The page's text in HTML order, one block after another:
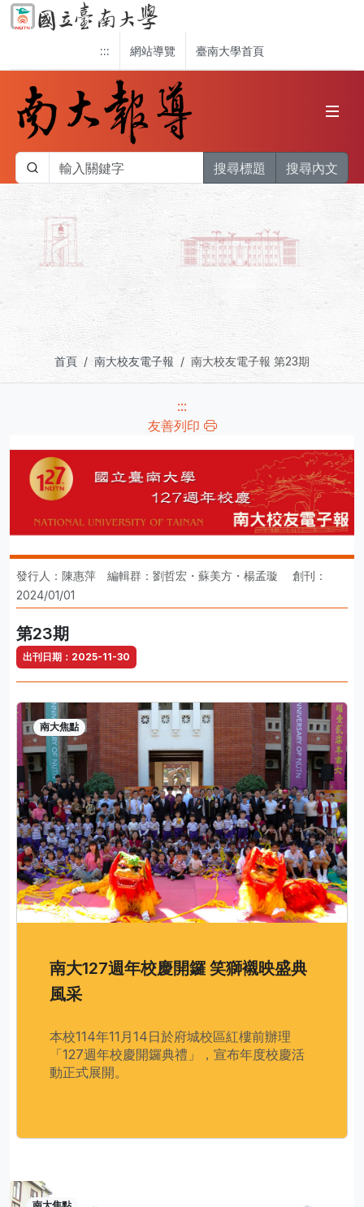
::: 網站導覽 臺南大學首頁
搜尋標題 搜尋內文
首頁 南大校友電子報 南大校友電子報 第23期
:::
友善列印
發行人：陳惠萍 編輯群：劉哲宏・蘇美方・楊孟璇 創刊：
2024/01/01
第23期
出刊日期：2025-11-30
南大焦點
南大127週年校慶開鑼 笑獅襯映盛典
風采
本校114年11月14日於府城校區紅樓前辦理
「127週年校慶開鑼典禮」，宣布年度校慶活
動正式展開。